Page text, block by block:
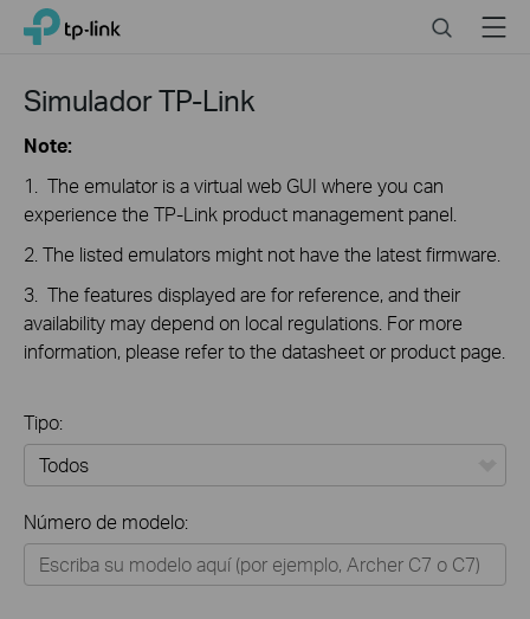
Click
navigation
TP-Link, Reliably Smart SearchMenu
Simulador TP-Link
Note:
1. The emulator is a virtual web GUI where you can
experience the TP-Link product management panel.
2. The listed emulators might not have the latest firmware.
3. The features displayed are for reference, and their
availability may depend on local regulations. For more
information, please refer to the datasheet or product page.
Tipo:
Hogar
Tapo
Número de modelo: